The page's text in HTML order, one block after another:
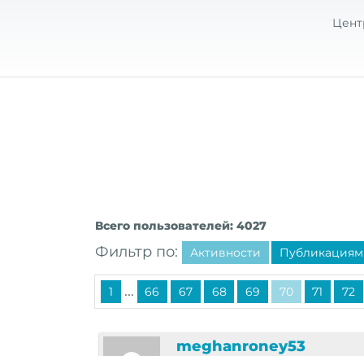
Всего пользователей: 4027
Фильтр по: Активности Публикациям
1 ... 66 67 68 69 70 71 72
meghanroney53